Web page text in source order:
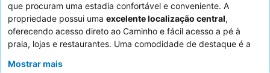
que procuram uma estadia confortável e conveniente. A
propriedade possui uma excelente localização central,
oferecendo acesso direto ao Caminho e fácil acesso a pé à
praia, lojas e restaurantes. Uma comodidade de destaque é a
gratuita , proporcionando uma conveniência excecional aos
Mostrar mais